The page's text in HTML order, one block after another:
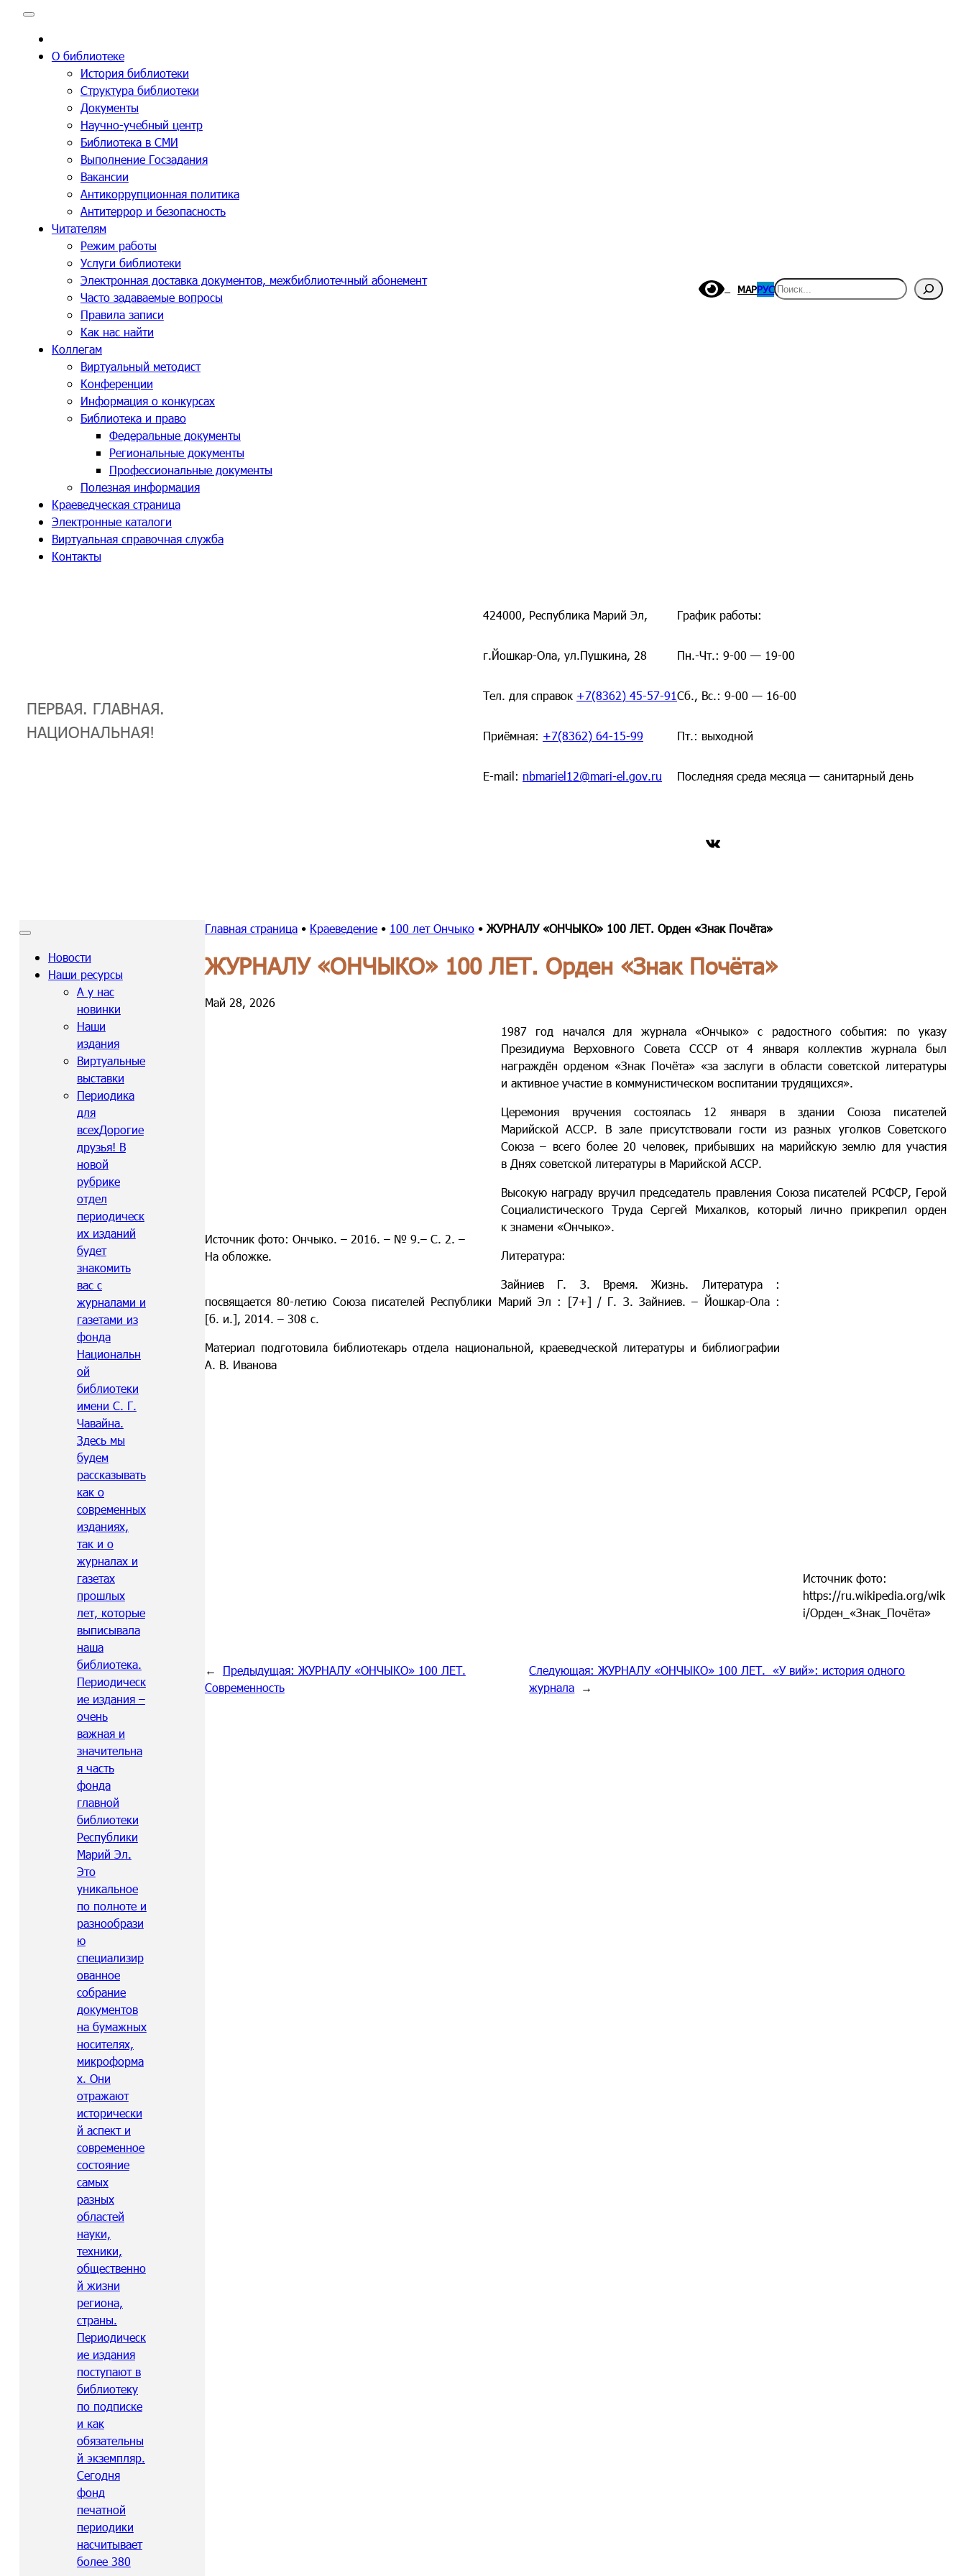
содержимому
О библиотеке
История библиотеки
Структура библиотеки
Документы
Научно-учебный центр
Библиотека в СМИ
Выполнение Госзадания
Вакансии
Антикоррупционная политика
Антитеррор и безопасность
Читателям
Режим работы
Услуги библиотеки
Электронная доставка документов, межбиблиотечный абонемент
Часто задаваемые вопросы
Правила записи
Как нас найти
Коллегам
Виртуальный методист
Конференции
Информация о конкурсах
Библиотека и право
Федеральные документы
Региональные документы
Профессиональные документы
Полезная информация
Краеведческая страница
Электронные каталоги
Виртуальная справочная служба
Контакты
МАРРУСПоиск
ПЕРВАЯ. ГЛАВНАЯ.
НАЦИОНАЛЬНАЯ!
424000, Республика Марий Эл,
г.Йошкар-Ола, ул.Пушкина, 28
Тел. для справок +7(8362) 45-57-91
Приёмная: +7(8362) 64-15-99
E-mail: nbmariel12@mari-el.gov.ru
График работы:
Пн.-Чт.: 9-00 — 19-00
Сб., Вс.: 9-00 — 16-00
Пт.: выходной
Последняя среда месяца — санитарный день
ВКонтакте
Новости
Наши ресурсы
А у нас
новинки
Наши
издания
Виртуальные
выставки
Периодика
для
всехДорогие
друзья! В
новой
рубрике
отдел
периодическ
их изданий
будет
знакомить
вас с
журналами и
газетами из
фонда
Национальн
ой
библиотеки
имени С. Г.
Чавайна.
Здесь мы
будем
рассказывать
как о
современных
изданиях,
так и о
журналах и
газетах
прошлых
лет, которые
выписывала
наша
библиотека.
Периодическ
ие издания –
очень
важная и
значительна
я часть
фонда
главной
библиотеки
Республики
Марий Эл.
Это
уникальное
по полноте и
разнообрази
ю
специализир
ованное
собрание
документов
на бумажных
носителях,
микроформа
х. Они
отражают
исторически
й аспект и
современное
состояние
самых
разных
областей
науки,
техники,
общественно
й жизни
региона,
страны.
Периодическ
ие издания
поступают в
библиотеку
по подписке
и как
обязательны
й экземпляр.
Сегодня
фонд
печатной
периодики
насчитывает
более 380
Главная страница• Краеведение• 100 лет Ончыко• ЖУРНАЛУ «ОНЧЫКО» 100 ЛЕТ. Орден «Знак Почёта»
ЖУРНАЛУ «ОНЧЫКО» 100 ЛЕТ. Орден «Знак Почёта»
Май 28, 2026
Источник фото: Ончыко. – 2016. – № 9.– С. 2. –
На обложке.
1987 год начался для журнала «Ончыко» с радостного события: по указу
Президиума Верховного Совета СССР от 4 января коллектив журнала был
награждён орденом «Знак Почёта» «за заслуги в области советской литературы
и активное участие в коммунистическом воспитании трудящихся».
Церемония вручения состоялась 12 января в здании Союза писателей
Марийской АССР. В зале присутствовали гости из разных уголков Советского
Союза – всего более 20 человек, прибывших на марийскую землю для участия
в Днях советской литературы в Марийской АССР.
Высокую награду вручил председатель правления Союза писателей РСФСР, Герой
Социалистического Труда Сергей Михалков, который лично прикрепил орден
к знамени «Ончыко».
Источник фото:
https://ru.wikipedia.org/wik
i/Орден_«Знак_Почёта»
Литература:
Зайниев Г. З. Время. Жизнь. Литература :
посвящается 80-летию Союза писателей Республики Марий Эл : [7+] / Г. З. Зайниев. – Йошкар-Ола :
[б. и.], 2014. – 308 с.
Материал подготовила библиотекарь отдела национальной, краеведческой литературы и библиографии
А. В. Иванова
← Предыдущая: ЖУРНАЛУ «ОНЧЫКО» 100 ЛЕТ.
Современность
Следующая:ЖУРНАЛУ «ОНЧЫКО» 100 ЛЕТ. «У вий»: история одного
журнала →